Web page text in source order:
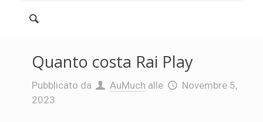
Quanto costa Rai Play
Pubblicato da AuMuch alle
Novembre 5,
2023